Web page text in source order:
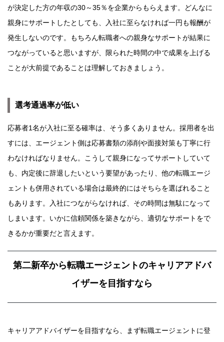
が決定した方の年収の30～35％を企業からもらえます。どんなに
親身にサポートしたとしても、入社に至らなければ一円も報酬が
発生しないのです。もちろん転職者への親身なサポートが結果に
つながっていると思いますが、限られた時間の中で成果を上げる
ことが大前提であることは理解しておきましょう。
選考通過率が低い
応募者1名が入社に至る確率は、そう多くありません。採用者を出
すには、エージェント側は応募書類の添削や面接対策も丁寧に行
わなければなりません。こうして親身になってサポートしていて
も、内定後に辞退したいという要望があったり、他の転職エージ
ェントも併用されている場合は最終的にはそちらを選ばれること
もあります。入社につながらなければ、その時間は無駄になって
しまいます。いかに信頼関係を築きながら、適切なサポートをで
きるかが重要だと言えます。
第二新卒から転職エージェントのキャリアアドバ
イザーを目指すなら
キャリアアドバイザーを目指すなら、まず転職エージェントに登